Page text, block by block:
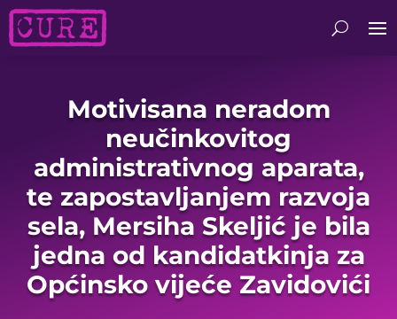
Motivisana neradom
neučinkovitog
administrativnog aparata,
te zapostavljanjem razvoja
sela, Mersiha Skeljić je bila
jedna od kandidatkinja za
Općinsko vijeće Zavidovići